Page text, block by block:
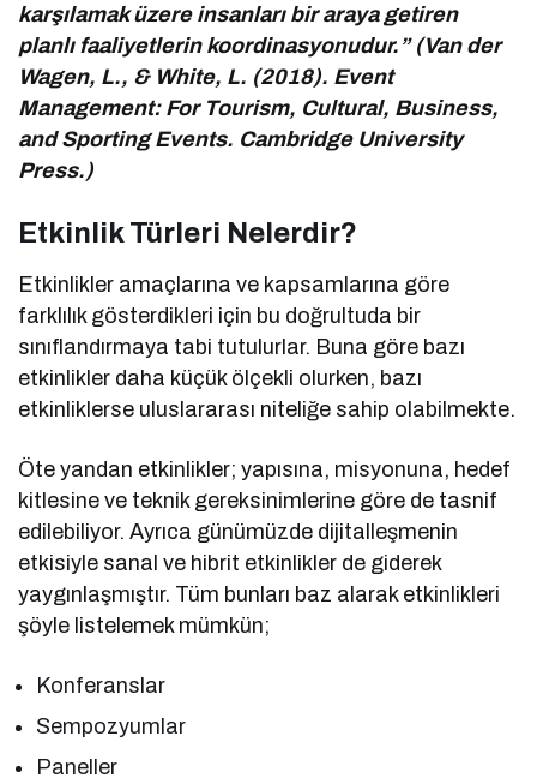
karşılamak üzere insanları bir araya getiren
planlı faaliyetlerin koordinasyonudur.” (Van der
Wagen, L., & White, L. (2018). Event
Management: For Tourism, Cultural, Business,
and Sporting Events. Cambridge University
Press.)
Etkinlik Türleri Nelerdir?
Etkinlikler amaçlarına ve kapsamlarına göre
farklılık gösterdikleri için bu doğrultuda bir
sınıflandırmaya tabi tutulurlar. Buna göre bazı
etkinlikler daha küçük ölçekli olurken, bazı
etkinliklerse uluslararası niteliğe sahip olabilmekte.
Öte yandan etkinlikler; yapısına, misyonuna, hedef
kitlesine ve teknik gereksinimlerine göre de tasnif
edilebiliyor. Ayrıca günümüzde dijitalleşmenin
etkisiyle sanal ve hibrit etkinlikler de giderek
yaygınlaşmıştır. Tüm bunları baz alarak etkinlikleri
şöyle listelemek mümkün;
Konferanslar
Sempozyumlar
Paneller